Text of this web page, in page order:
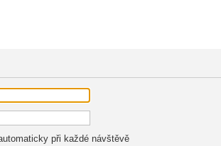
při každé návštěvě